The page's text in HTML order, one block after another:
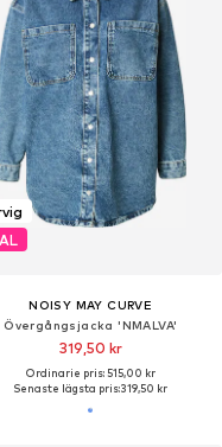
NOISY MAY CURVE
Övergångsjacka 'NMALVA'
319,50 kr
Ordinarie pris: 515,00 kr
Senaste lägsta pris:319,50 kr